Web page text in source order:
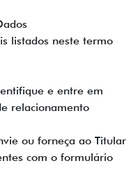
listados neste termo
e entre em
relacionamento
ou forneça ao Titular
com o formulário